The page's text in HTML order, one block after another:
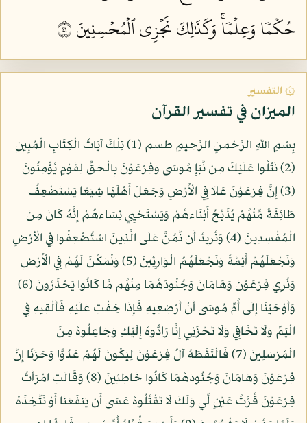
حُكۡمٗا وَعِلۡمٗاۚ وَكَذَٰلِكَ نَجۡزِي ٱلۡمُحۡسِنِينَ ١٤
۞ التفسير
الميزان في تفسير القرآن
بِسْمِ اللّهِ الرَّحْمنِ الرَّحِيمِ طسم (1) تِلْكَ آيَاتُ الْكِتَابِ الْمُبِينِ
(2) نَتْلُوا عَلَيْكَ مِن نَّبَإِ مُوسَى وَفِرْعَوْنَ بِالْحَقِّ لِقَوْمٍ يُؤْمِنُونَ
(3) إِنَّ فِرْعَوْنَ عَلَا فِي الْأَرْضِ وَجَعَلَ أَهْلَهَا شِيَعًا يَسْتَضْعِفُ
طَائِفَةً مِّنْهُمْ يُذَبِّحُ أَبْنَاءهُمْ وَيَسْتَحْيِي نِسَاءهُمْ إِنَّهُ كَانَ مِنَ
الْمُفْسِدِينَ (4) وَنُرِيدُ أَن نَّمُنَّ عَلَى الَّذِينَ اسْتُضْعِفُوا فِي الْأَرْضِ
وَنَجْعَلَهُمْ أَئِمَّةً وَنَجْعَلَهُمُ الْوَارِثِينَ (5) وَنُمَكِّنَ لَهُمْ فِي الْأَرْضِ
وَنُرِي فِرْعَوْنَ وَهَامَانَ وَجُنُودَهُمَا مِنْهُم مَّا كَانُوا يَحْذَرُونَ (6)
وَأَوْحَيْنَا إِلَى أُمِّ مُوسَى أَنْ أَرْضِعِيهِ فَإِذَا خِفْتِ عَلَيْهِ فَأَلْقِيهِ فِي
الْيَمِّ وَلَا تَخَافِي وَلَا تَحْزَنِي إِنَّا رَادُّوهُ إِلَيْكِ وَجَاعِلُوهُ مِنَ
الْمُرْسَلِينَ (7) فَالْتَقَطَهُ آلُ فِرْعَوْنَ لِيَكُونَ لَهُمْ عَدُوًّا وَحَزَنًا إِنَّ
فِرْعَوْنَ وَهَامَانَ وَجُنُودَهُمَا كَانُوا خَاطِئِينَ (8) وَقَالَتِ امْرَأَتُ
فِرْعَوْنَ قُرَّتُ عَيْنٍ لِّي وَلَكَ لَا تَقْتُلُوهُ عَسَى أَن يَنفَعَنَا أَوْ نَتَّخِذَهُ